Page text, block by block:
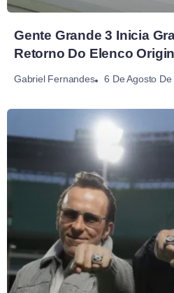
Gente Grande 3 Inicia
Retorno Do Elenco
Gabriel Fernandes 6 De Agosto De